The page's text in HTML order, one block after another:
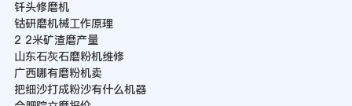
钎头修磨机
钴研磨机械工作原理
2 2米矿渣磨产量
山东石灰石磨粉机维修
广西哪有磨粉机卖
把细沙打成粉沙有什么机器